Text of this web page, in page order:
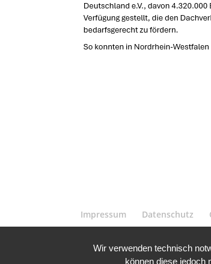
Impressum Datenschutz
Wir verwenden technisch
können diese jedoch